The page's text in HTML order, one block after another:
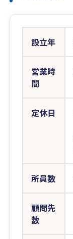
設立年
営業時
間
定休日
所員数
顧問先
数